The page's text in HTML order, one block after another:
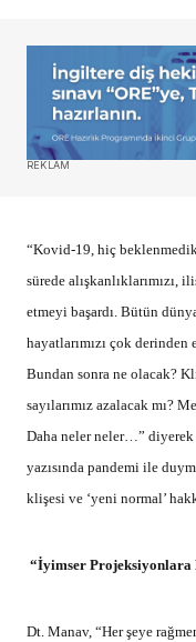
REKLAM
“Kovid-19, hiç
sürede alışkanlıklarımızı,
etmeyi başardı. Bütün
hayatlarımızı çok
Bundan sonra ne olacak?
sayılarımız azalacak mı?
Daha neler neler…”
yazısında pandemi ile
klişesi ve ‘yeni normal’
“İyimser Projeksiyonlara
Dt. Manav, “Her şeye